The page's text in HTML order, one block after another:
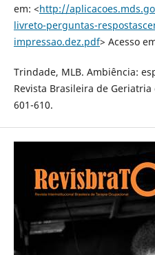
em: <http://
livreto-perguntas-
impressao.dez.pdf> Acesso
Trindade, MLB. Ambiência:
Revista Brasileira de
601-610.